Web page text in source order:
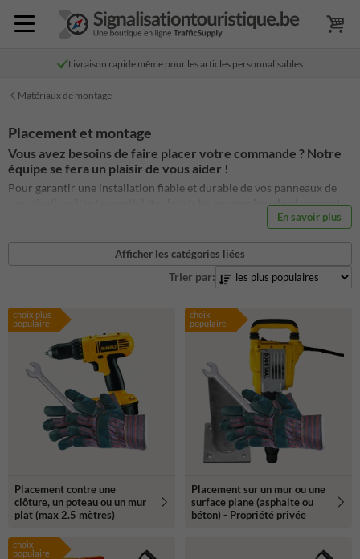
Livraison rapide même pour les articles personnalisables
Matériaux de montage
Placement et montage
Vous avez besoins de faire placer votre commande ? Notre
équipe se fera un plaisir de vous aider !
Pour garantir une installation fiable et durable de vos panneaux de
accessoires de placement
adaptés. Notre gamme comprend tout le nécessaire
pour fixer vos panneaux sur des poteaux, murs ou autres supports.
Que vous soyez une entreprise, une collectivité ou un installateur
professionnel, vous trouverez des solutions robustes, faciles à mettre
en œuvre et conçues pour résister aux conditions extérieures les plus
En savoir plus
Afficher les catégories liées
Trier par:
choix plus
populaire
Placement contre une
clôture, un poteau ou un mur
plat (max 2.5 mètres)
choix
populaire
Placement sur un mur ou une
surface plane (asphalte ou
béton) - Propriété privée
choix
populaire